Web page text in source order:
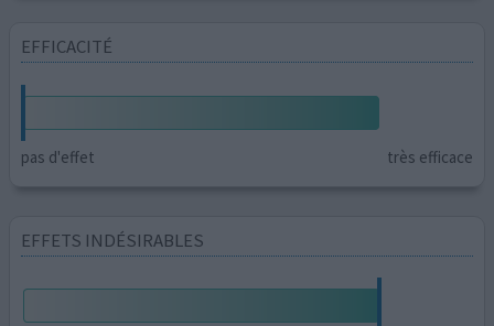
EFFICACITÉ
pas d'effet très efficace
EFFETS INDÉSIRABLES